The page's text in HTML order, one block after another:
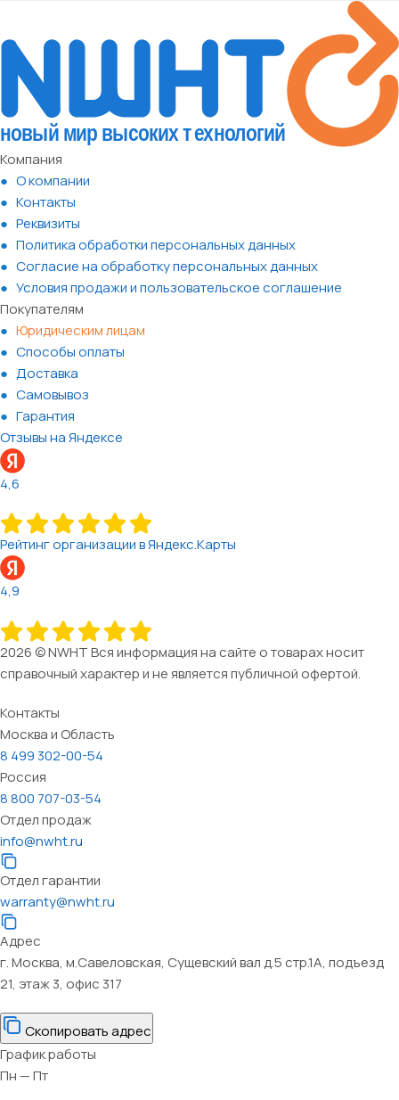
Компания
О компании
Контакты
Реквизиты
Политика обработки персональных данных
Согласие на обработку персональных данных
Условия продажи и пользовательское соглашение
Покупателям
Юридическим лицам
Способы оплаты
Доставка
Самовывоз
Гарантия
Отзывы на Яндексе
4,6
Рейтинг организации в Яндекс.Карты
4,9
2026 © NWHT Вся информация на сайте о товарах носит
справочный характер и не является публичной офертой.
Контакты
Москва и Область
8 499 302-00-54
Россия
8 800 707-03-54
Отдел продаж
info@nwht.ru
Отдел гарантии
warranty@nwht.ru
Адрес
г. Москва, м.Савеловская, Сущевский вал д.5 стр.1А, подъезд
21, этаж 3, офис 317
Скопировать адрес
График работы
Пн — Пт